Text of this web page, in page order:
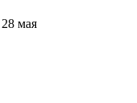
28 мая